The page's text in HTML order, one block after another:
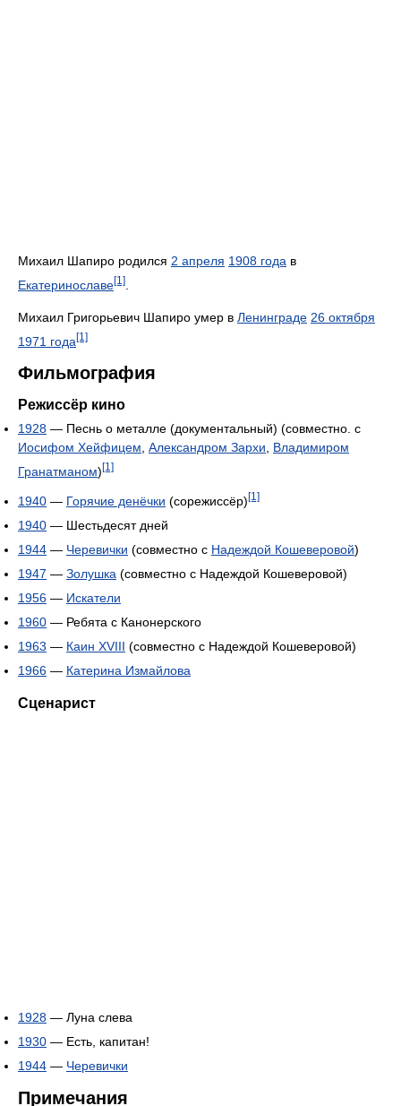
Михаил Шапиро родился 2 апреля 1908 года в
Екатеринославе[1]
Михаил Григорьевич Шапиро умер в Ленинграде 26 октября
1971 года[1]
Фильмография
Режиссёр кино
1928 — Песнь о металле (документальный) (совместно. с
Иосифом Хейфицем, Александром Зархи, Владимиром
Гранатманом) [1]
1940 — Горячие денёчки (сорежиссёр)[1]
1940 — Шестьдесят дней
1944 — Черевички (совместно с Надеждой Кошеверовой)
1947 — Золушка (совместно с Надеждой Кошеверовой)
1956 — Искатели
1960 — Ребята с Канонерского
1963 — Каин XVIII (совместно с Надеждой Кошеверовой)
1966 — Катерина Измайлова
Сценарист
1928 — Луна слева
1930 — Есть, капитан!
1944 — Черевички
Примечания